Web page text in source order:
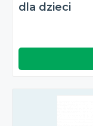
dla dzieci